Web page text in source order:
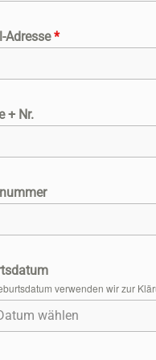
Adresse*
+ Nr.
verwenden wir zur